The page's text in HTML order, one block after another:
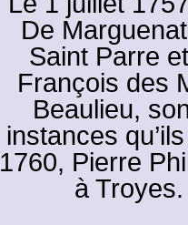
De
Saint Parre
François des
Beaulieu,
instances
1760, Pierre
à